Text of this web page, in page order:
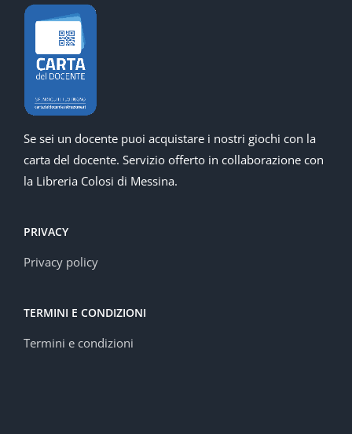
Se sei un docente puoi acquistare i nostri giochi con la
carta del docente. Servizio offerto in collaborazione con
la Libreria Colosi di Messina.
PRIVACY
Privacy policy
TERMINI E CONDIZIONI
Termini e condizioni